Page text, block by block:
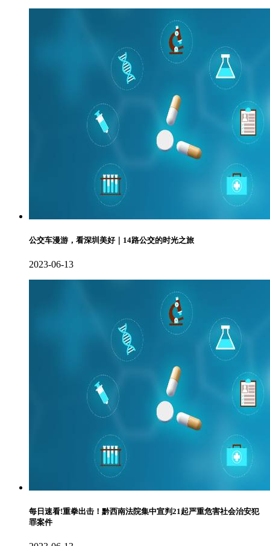
公交车漫游，看深圳美好｜14路公交的时光之旅
2023-06-13
每日速看!重拳出击！黔西南法院集中宣判21起严重危害社会治安犯
罪案件